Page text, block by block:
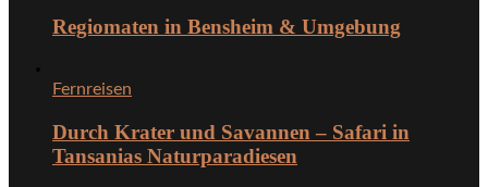
Regiomaten in Bensheim & Umgebung
Fernreisen
Durch Krater und Savannen – Safari in
Tansanias Naturparadiesen